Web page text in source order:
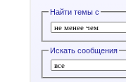
Найти темы с
Искать сообщения